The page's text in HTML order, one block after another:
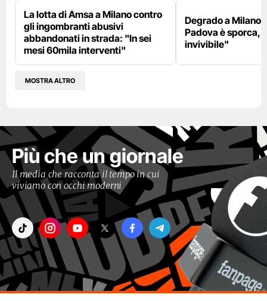
La lotta di Amsa a Milano contro
gli ingombranti abusivi
abbandonati in strada: "In sei
mesi 60mila interventi"
Degrado a Milano
Padova è sporca,
invivibile"
MOSTRA ALTRO
Più che un giornale
Il media che racconta il tempo in cui
viviamo con occhi moderni